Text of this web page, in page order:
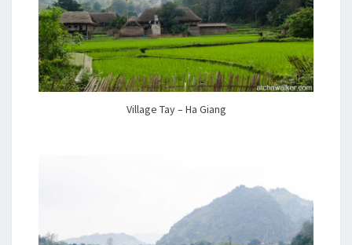
Village Tay – Ha Giang